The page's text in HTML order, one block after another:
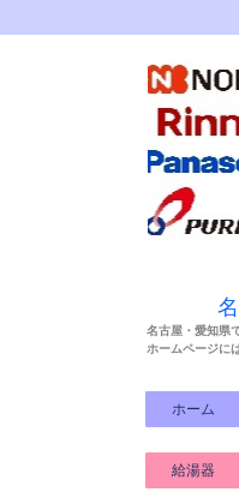
名古屋・愛知県
ホームページに
ホーム
給湯器